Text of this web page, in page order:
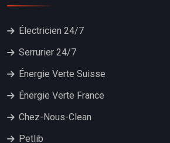
Électricien 24/7
Serrurier 24/7
Énergie Verte Suisse
Énergie Verte France
Chez-Nous-Clean
Petlib